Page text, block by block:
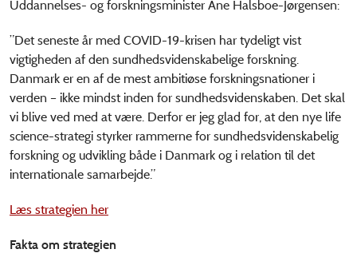
Uddannelses- og forskningsminister Ane Halsboe-Jørgensen:
”Det seneste år med COVID-19-krisen har tydeligt vist
vigtigheden af den sundhedsvidenskabelige forskning.
Danmark er en af de mest ambitiøse forskningsnationer i
verden – ikke mindst inden for sundhedsvidenskaben. Det skal
vi blive ved med at være. Derfor er jeg glad for, at den nye life
science-strategi styrker rammerne for sundhedsvidenskabelig
forskning og udvikling både i Danmark og i relation til det
internationale samarbejde.”
Læs strategien her
Fakta om strategien